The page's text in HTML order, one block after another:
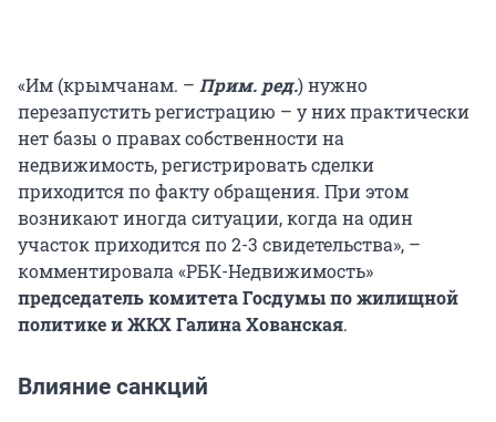
«Им (крымчанам. – Прим. ред.) нужно
перезапустить регистрацию – у них практически
нет базы о правах собственности на
недвижимость, регистрировать сделки
приходится по факту обращения. При этом
возникают иногда ситуации, когда на один
участок приходится по 2-3 свидетельства», –
комментировала «РБК-Недвижимость»
председатель комитета Госдумы по жилищной
политике и ЖКХ Галина Хованская.
Влияние санкций